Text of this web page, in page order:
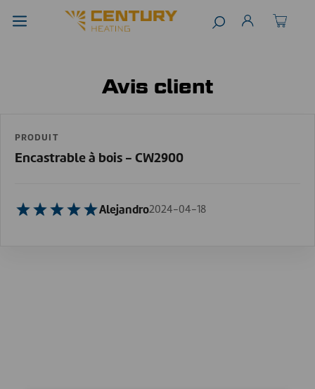
Avis client
PRODUIT
Encastrable à bois - CW2900
Alejandro2024-04-18